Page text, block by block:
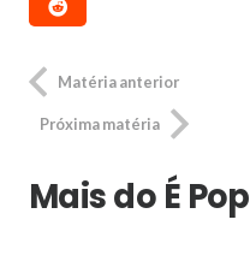
Matéria anterior
Próxima matéria
Mais do É Pop